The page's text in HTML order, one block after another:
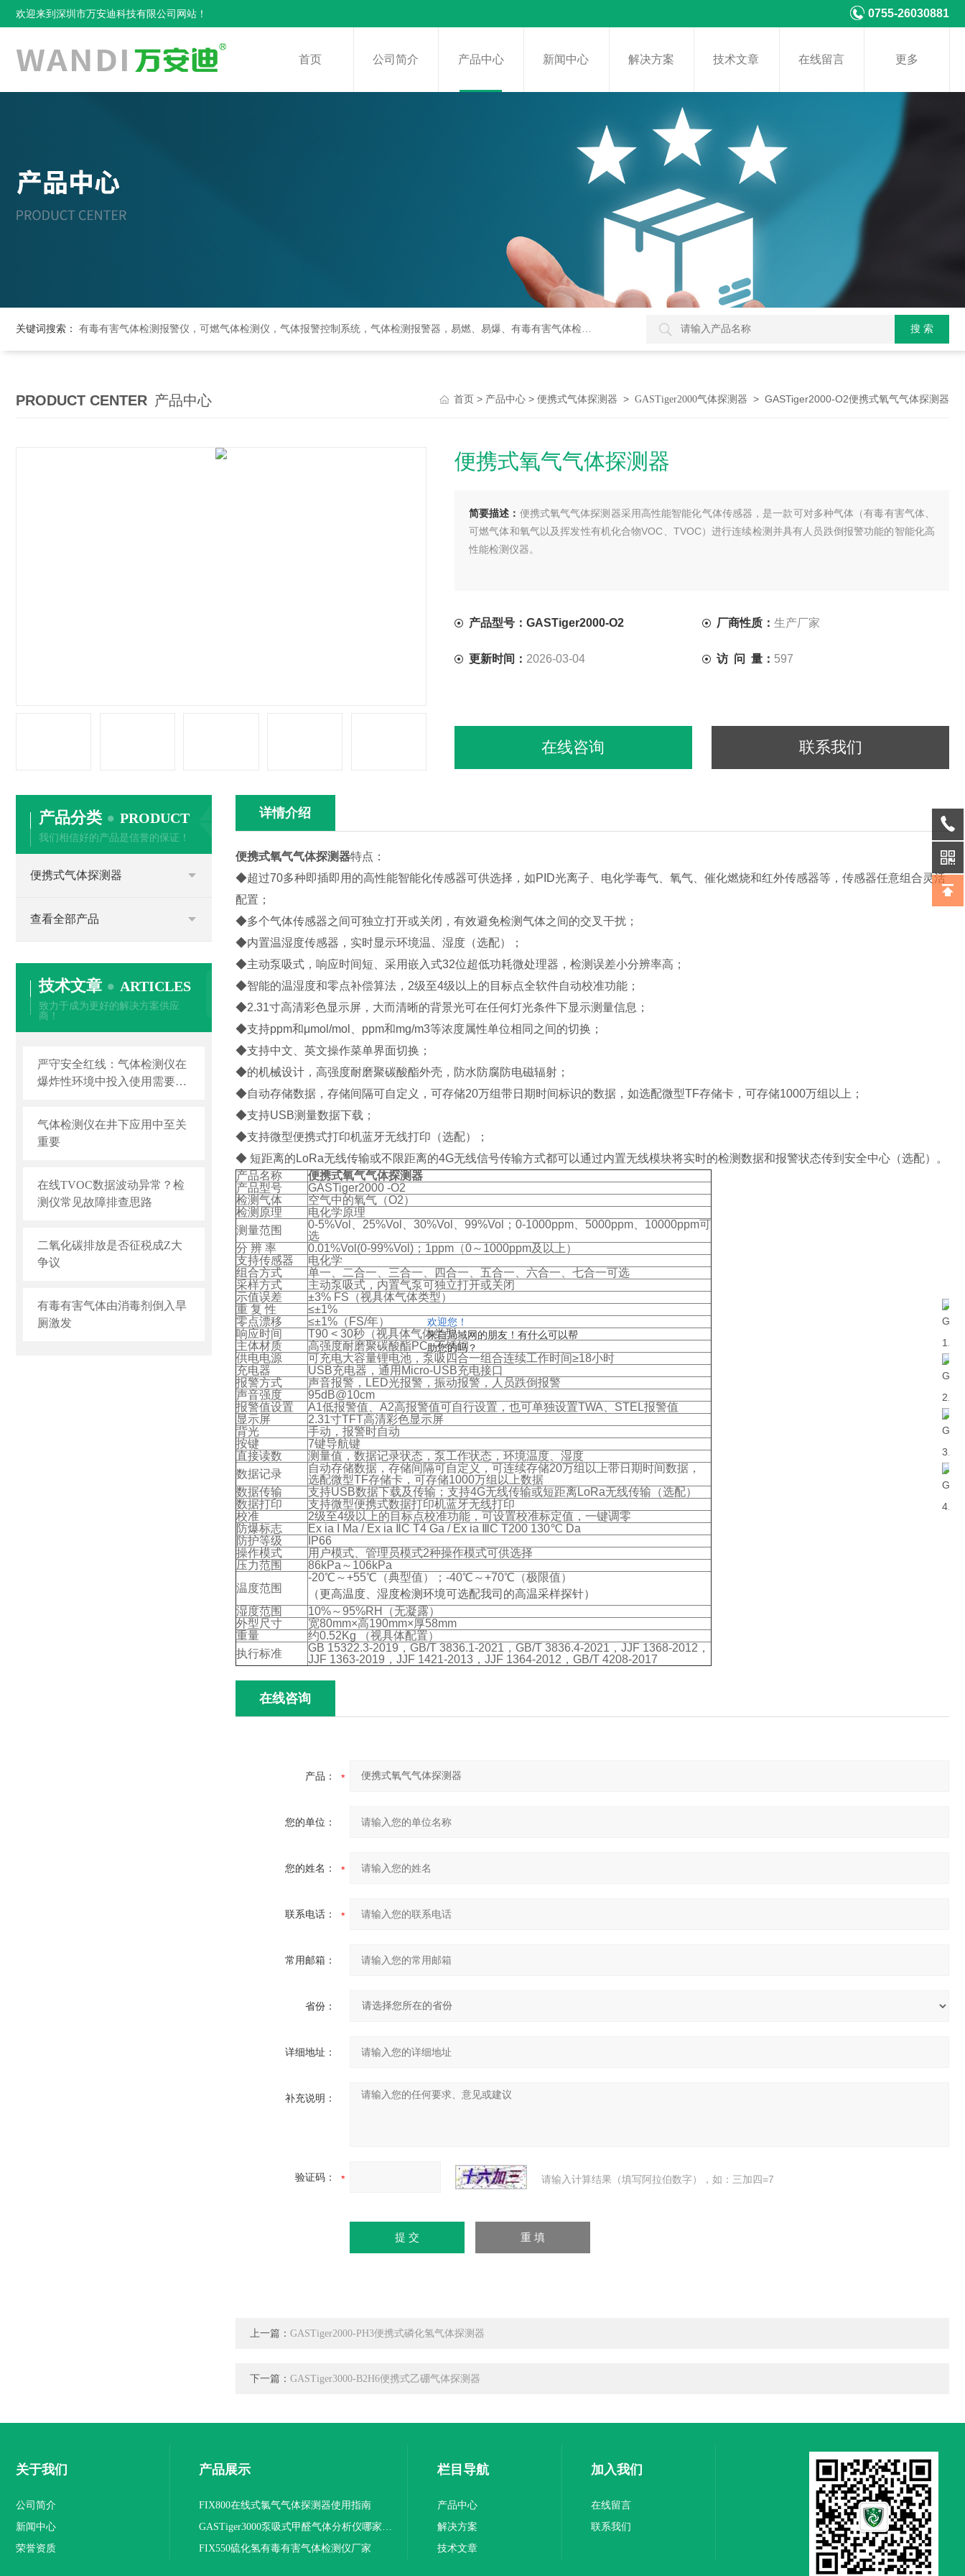
欢迎您！
来自局域网的朋友！有什么可以帮
助您的吗？
欢迎来到深圳市万安迪科技有限公司网站！ 0755-26030881
首页 公司简介 产品中心 新闻中心 解决方案 技术文章 在线留言 更多
关键词搜索： 有毒有害气体检测报警仪，可燃气体检测仪，气体报警控制系统，气体检测报警器，易燃、易爆、有毒有害气体检测报警设备、环境监测分析仪器
PRODUCT CENTER 产品中心 首页 > 产品中心 > 便携式气体探测器 > GASTiger2000气体探测器 > GASTiger2000-O2便携式氧气气体探测器
便携式氧气气体探测器
简要描述： 便携式氧气气体探测器采用高性能智能化气体传感器，是一款可对多种气体（有毒有害气体、
可燃气体和氧气以及挥发性有机化合物VOC、TVOC）进行连续检测并具有人员跌倒报警功能的智能化高
性能检测仪器。
产品型号：GASTiger2000-O2 厂商性质： 生产厂家
更新时间： 2026-03-04 访 问 量： 597
在线咨询 联系我们
详情介绍
便携式氧气气体探测器特点：
◆超过70多种即插即用的高性能智能化传感器可供选择，如PID光离子、电化学毒气、氧气、催化燃烧和红外传感器等，传感器任意组合灵活
配置；
◆多个气体传感器之间可独立打开或关闭，有效避免检测气体之间的交叉干扰；
◆内置温湿度传感器，实时显示环境温、湿度（选配）；
◆主动泵吸式，响应时间短、采用嵌入式32位超低功耗微处理器，检测误差小分辨率高；
◆智能的温湿度和零点补偿算法，2级至4级以上的目标点全软件自动校准功能；
◆2.31寸高清彩色显示屏，大而清晰的背景光可在任何灯光条件下显示测量信息；
◆支持ppm和μmol/mol、ppm和mg/m3等浓度属性单位相同之间的切换；
◆支持中文、英文操作菜单界面切换；
◆的机械设计，高强度耐磨聚碳酸酯外壳，防水防腐防电磁辐射；
◆自动存储数据，存储间隔可自定义，可存储20万组带日期时间标识的数据，如选配微型TF存储卡，可存储1000万组以上；
◆支持USB测量数据下载；
◆支持微型便携式打印机蓝牙无线打印（选配）；
◆ 短距离的LoRa无线传输或不限距离的4G无线信号传输方式都可以通过内置无线模块将实时的检测数据和报警状态传到安全中心（选配）。
产品名称
便携式氧气气体探测器
产品型号
GASTiger2000 -O2
检测气体
空气中的氧气（O2）
检测原理
电化学原理
测量范围
0-5%Vol、25%Vol、30%Vol、99%Vol；0-1000ppm、5000ppm、10000ppm可
选
分 辨 率
0.01%Vol(0-99%Vol)；1ppm（0～1000ppm及以上）
支持传感器
电化学
组合方式
单一、二合一、三合一、四合一、五合一、六合一、七合一可选
采样方式
主动泵吸式，内置气泵可独立打开或关闭
示值误差
±3% FS（视具体气体类型）
重 复 性
≤±1%
零点漂移
≤±1%（FS/年）
响应时间
T90 < 30秒（视具体气体类型）
主体材质
高强度耐磨聚碳酸酯PC+不锈钢
供电电源
可充电大容量锂电池，泵吸四合一组合连续工作时间≥18小时
充电器
USB充电器，通用Micro-USB充电接口
报警方式
声音报警，LED光报警，振动报警，人员跌倒报警
声音强度
95dB@10cm
报警值设置
A1低报警值、A2高报警值可自行设置，也可单独设置TWA、STEL报警值
显示屏
2.31寸TFT高清彩色显示屏
背光
手动，报警时自动
按键
7键导航键
直接读数
测量值，数据记录状态，泵工作状态，环境温度、湿度
数据记录
自动存储数据，存储间隔可自定义，可连续存储20万组以上带日期时间数据，
选配微型TF存储卡，可存储1000万组以上数据
数据传输
支持USB数据下载及传输；支持4G无线传输或短距离LoRa无线传输（选配）
数据打印
支持微型便携式数据打印机蓝牙无线打印
校准
2级至4级以上的目标点校准功能，可设置校准标定值，一键调零
防爆标志
Ex ia I Ma / Ex ia ⅡC T4 Ga / Ex ia ⅢC T200 130℃ Da
防护等级
IP66
操作模式
用户模式、管理员模式2种操作模式可供选择
压力范围
86kPa～106kPa
温度范围
-20℃～+55℃（典型值）；-40℃～+70℃（极限值）
（更高温度、湿度检测环境可选配我司的高温采样探针）
湿度范围
10%～95%RH（无凝露）
外型尺寸
宽80mm×高190mm×厚58mm
重量
约0.52Kg （视具体配置）
执行标准
GB 15322.3-2019，GB/T 3836.1-2021，GB/T 3836.4-2021，JJF 1368-2012，
JJF 1363-2019，JJF 1421-2013，JJF 1364-2012，GB/T 4208-2017
在线咨询
产品：
您的单位：
您的姓名：
联系电话：
常用邮箱：
省份：
详细地址：
补充说明：
验证码： 请输入计算结果（填写阿拉伯数字），如：三加四=7
上一篇： GASTiger2000-PH3便携式磷化氢气体探测器
下一篇： GASTiger3000-B2H6便携式乙硼气体探测器
产品分类 PRODUCT
我们相信好的产品是信誉的保证！
便携式气体探测器
查看全部产品
技术文章 ARTICLES
致力于成为更好的解决方案供应
商！
严守安全红线：气体检测仪在
爆炸性环境中投入使用需要注
气体检测仪在井下应用中至关
重要
在线TVOC数据波动异常？检
测仪常见故障排查思路
二氧化碳排放是否征税成Z大
争议
有毒有害气体由消毒剂倒入旱
厕激发
关于我们
公司简介
新闻中心
荣誉资质
产品展示
FIX800在线式氯气气体探测器使用指南
GASTiger3000泵吸式甲醛气体分析仪哪家误差小
FIX550硫化氢有毒有害气体检测仪厂家
栏目导航
产品中心
解决方案
技术文章
加入我们
在线留言
联系我们